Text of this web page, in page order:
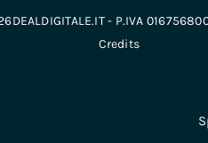
- P.IVA
Credits